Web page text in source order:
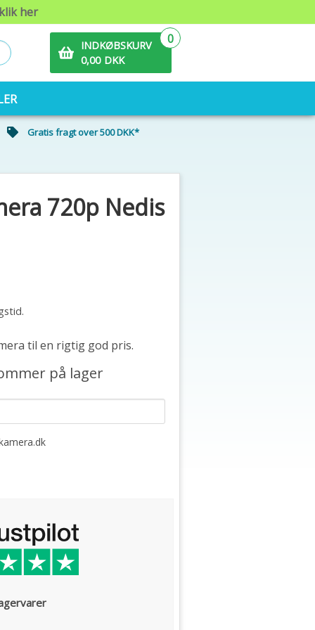
her
INDKØBSKURV
0,00 DKK
0
Gratis fragt over 500 DKK*
720p Nedis
til en rigtig god pris.
på lager